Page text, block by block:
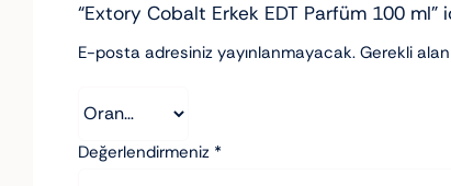
“Extory Cobalt Erkek EDT Parfüm 100
E-posta adresiniz yayınlanmayacak. Gerekli
Değerlendirmeniz *